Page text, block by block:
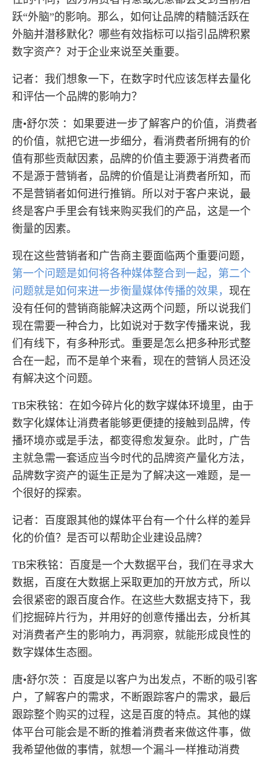
跃“外脑”的影响。那么，如何让品牌的精髓活跃在
外脑并潜移默化？哪些有效指标可以指引品牌积累
数字资产？对于企业来说至关重要。
记者：我们想象一下，在数字时代应该怎样去量化
和评估一个品牌的影响力？
唐•舒尔茨 ：如果要进一步了解客户的价值，消费者
的价值，就把它进一步细分，看消费者所拥有的价
值有那些贡献因素，品牌的价值主要源于消费者而
不是源于营销者，品牌的价值是让消费者所知，而
不是营销者如何进行推销。所以对于客户来说，最
终是客户手里会有钱来购买我们的产品，这是一个
衡量的因素。
现在这些营销者和广告商主要面临两个重要问题，
第一个问题是如何将各种媒体整合到一起，第二个
问题就是如何来进一步衡量媒体传播的效果， 现在
没有任何的营销商能解决这两个问题，所以说我们
现在需要一种合力，比如说对于数字传播来说，我
们有线下，有多种形式。重要是怎么把多种形式整
合在一起，而不是单个来看，现在的营销人员还没
有解决这个问题。
TB宋秩铭：在如今碎片化的数字媒体环境里，由于
数字化媒体让消费者能够更便捷的接触到品牌，传
播环境亦或是手法，都变得愈发复杂。此时，广告
主就急需一套适应当今时代的品牌资产量化方法，
品牌数字资产的诞生正是为了解决这一难题，是一
个很好的探索。
记者：百度跟其他的媒体平台有一个什么样的差异
化的价值？是否可以帮助企业建设品牌？
TB宋秩铭：百度是一个大数据平台，我们在寻求大
数据，百度在大数据上采取更加的开放方式，所以
会很紧密的跟百度合作。在这些大数据支持下，我
们挖掘碎片行为，并用好的创意传播出去，分析其
对消费者产生的影响力，再洞察，就能形成良性的
数字媒体生态圈。
唐•舒尔茨 ：百度是以客户为出发点，不断的吸引客
户，了解客户的需求，不断跟踪客户的需求，最后
跟踪整个购买的过程，这是百度的特点。其他的媒
体平台可能会是不断的推着消费者来做这件事，做
我希望他做的事情，就想一个漏斗一样推动消费